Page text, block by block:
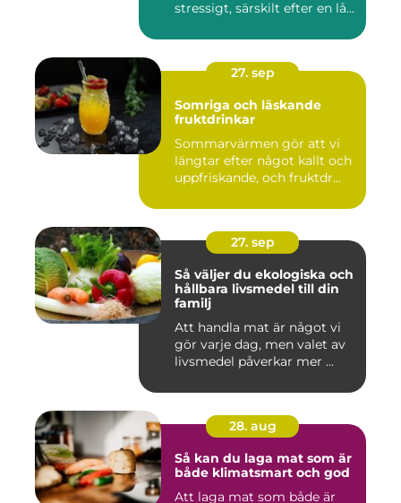
stressigt, särskilt efter en lå...
27. sep
Somriga och läskande
fruktdrinkar
Sommarvärmen gör att vi
längtar efter något kallt och
uppfriskande, och fruktdr...
27. sep
Så väljer du ekologiska och
hållbara livsmedel till din
familj
Att handla mat är något vi
gör varje dag, men valet av
livsmedel påverkar mer ...
28. aug
Så kan du laga mat som är
både klimatsmart och god
Att laga mat som både är